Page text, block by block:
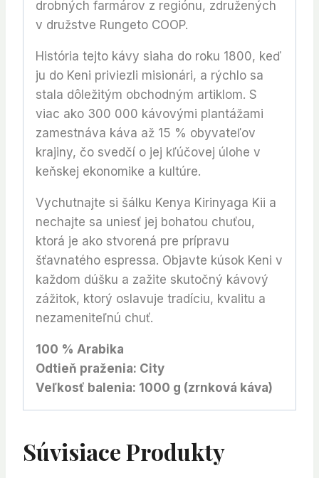
drobných farmárov z regiónu, združených
v družstve Rungeto COOP.
História tejto kávy siaha do roku 1800, keď
ju do Keni priviezli misionári, a rýchlo sa
stala dôležitým obchodným artiklom. S
viac ako 300 000 kávovými plantážami
zamestnáva káva až 15 % obyvateľov
krajiny, čo svedčí o jej kľúčovej úlohe v
keňskej ekonomike a kultúre.
Vychutnajte si šálku Kenya Kirinyaga Kii a
nechajte sa uniesť jej bohatou chuťou,
ktorá je ako stvorená pre prípravu
šťavnatého espressa. Objavte kúsok Keni v
každom dúšku a zažite skutočný kávový
zážitok, ktorý oslavuje tradíciu, kvalitu a
nezameniteľnú chuť.
100 % Arabika
Odtieň praženia: City
Veľkosť balenia: 1000 g (zrnková káva)
Súvisiace Produkty